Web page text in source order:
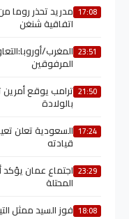
17:08 مدريد تحذر روما
اتفاقية شنغن
23:51 المغرب/
المرفوقين
21:50 ترامب يوقع أمرين
بالولادة
17:24 السعودية تعلن
قيادته
23:29 اجتماع عمان
المحتلة
18:08 فوز السيد ممثل